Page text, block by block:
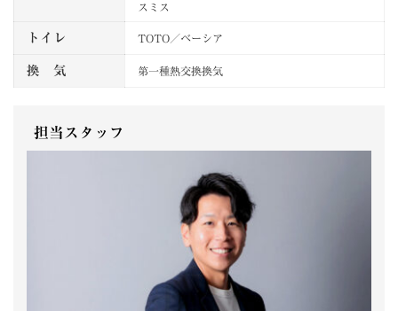
スミス
トイレ TOTO／ベーシア
換 気 第一種熱交換換気
担当スタッフ